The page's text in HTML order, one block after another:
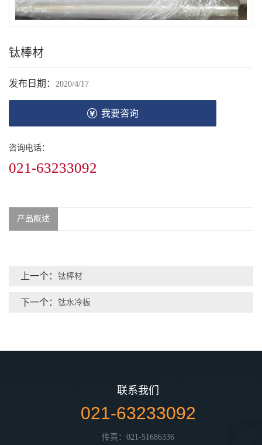
钛棒材
发布日期： 2020/4/17
我要咨询
咨询电话：
021-63233092
产品概述
上一个： 钛棒材
下一个： 钛水冷板
联系我们
021-63233092
传真：021-51686336